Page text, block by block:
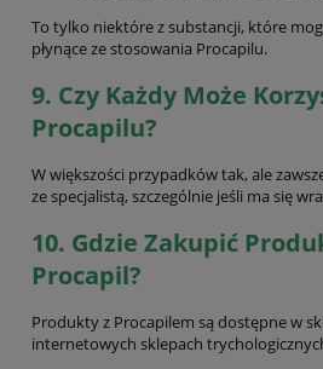
To tylko niektóre z substancji, które
płynące ze stosowania Procapilu.
9. Czy Każdy Może
Procapilu?
W większości przypadków tak, ale
ze specjalistą, szczególnie jeśli ma się
10. Gdzie Zakupić
Procapil?
Produkty z Procapilem są dostępne w
internetowych sklepach